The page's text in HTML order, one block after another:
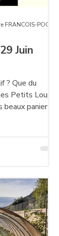
Juin
? Que du
Petits Loups